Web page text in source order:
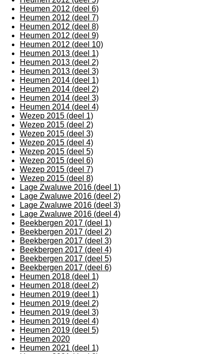
Heumen 2012 (deel 6)
Heumen 2012 (deel 7)
Heumen 2012 (deel 8)
Heumen 2012 (deel 9)
Heumen 2012 (deel 10)
Heumen 2013 (deel 1)
Heumen 2013 (deel 2)
Heumen 2013 (deel 3)
Heumen 2014 (deel 1)
Heumen 2014 (deel 2)
Heumen 2014 (deel 3)
Heumen 2014 (deel 4)
Wezep 2015 (deel 1)
Wezep 2015 (deel 2)
Wezep 2015 (deel 3)
Wezep 2015 (deel 4)
Wezep 2015 (deel 5)
Wezep 2015 (deel 6)
Wezep 2015 (deel 7)
Wezep 2015 (deel 8)
Lage Zwaluwe 2016 (deel 1)
Lage Zwaluwe 2016 (deel 2)
Lage Zwaluwe 2016 (deel 3)
Lage Zwaluwe 2016 (deel 4)
Beekbergen 2017 (deel 1)
Beekbergen 2017 (deel 2)
Beekbergen 2017 (deel 3)
Beekbergen 2017 (deel 4)
Beekbergen 2017 (deel 5)
Beekbergen 2017 (deel 6)
Heumen 2018 (deel 1)
Heumen 2018 (deel 2)
Heumen 2019 (deel 1)
Heumen 2019 (deel 2)
Heumen 2019 (deel 3)
Heumen 2019 (deel 4)
Heumen 2019 (deel 5)
Heumen 2020
Heumen 2021 (deel 1)